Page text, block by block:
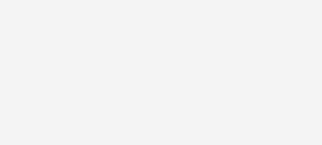
della luce bianco caldo e bianco